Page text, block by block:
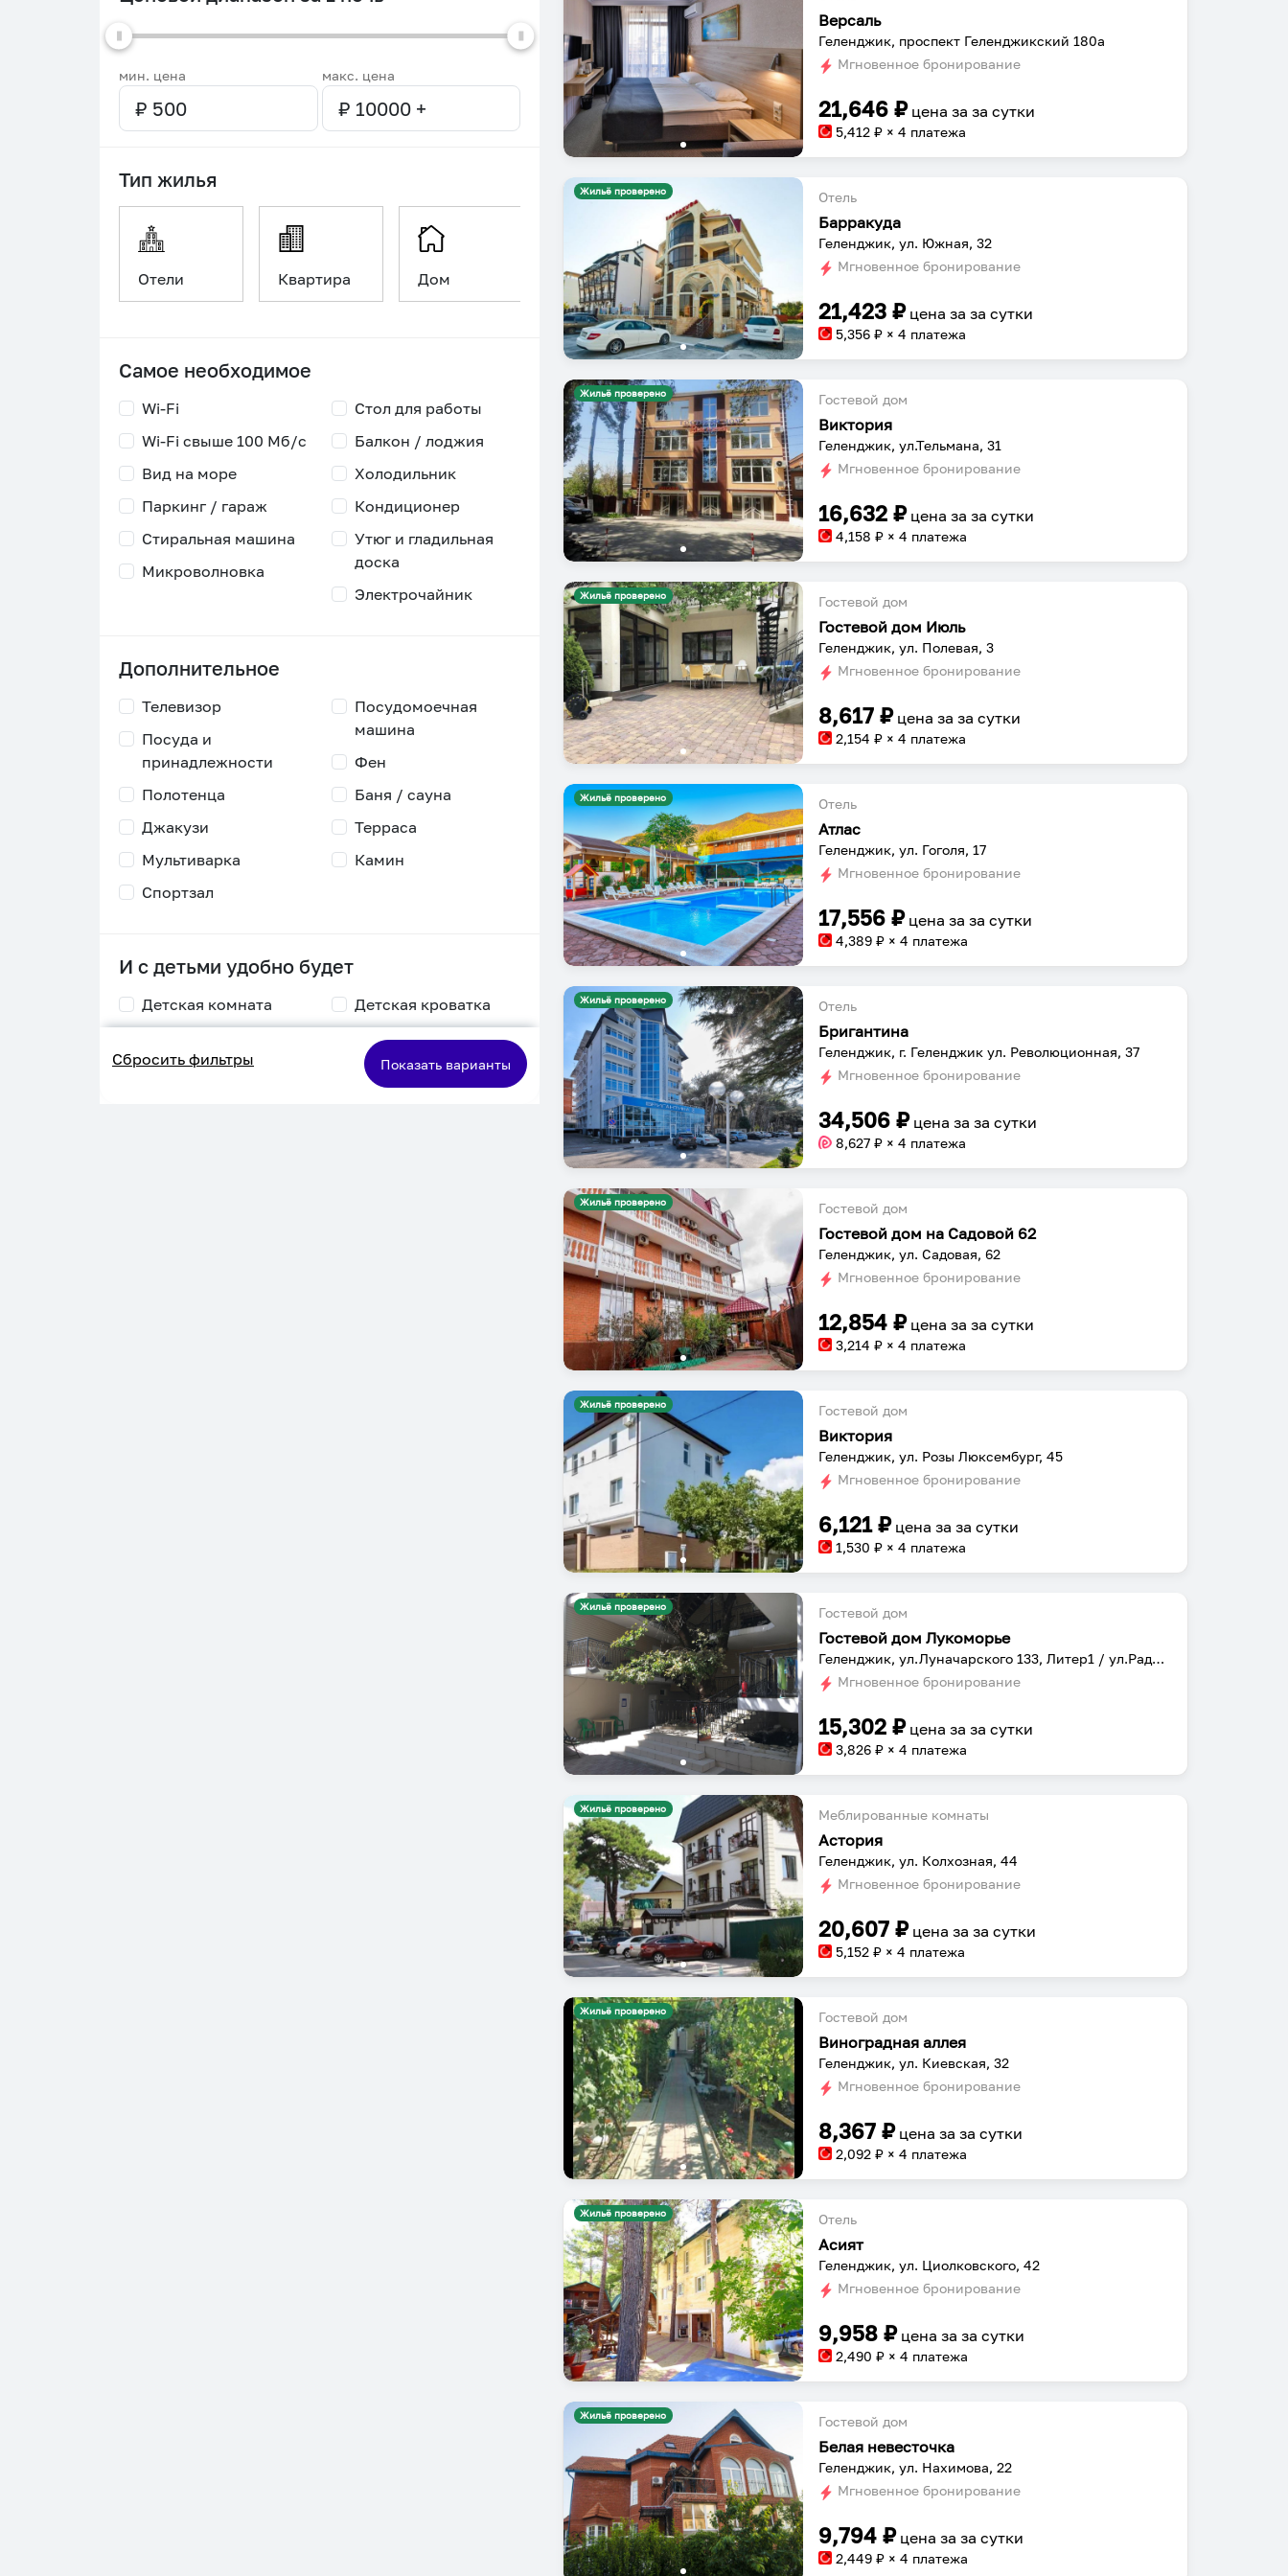
мин. цена макс. цена
Тип жилья
Отели Квартира Дом Уникальное
Самое необходимое
Wi-Fi
Wi-Fi свыше 100 Мб/с
Стол для работы
Балкон / лоджия
Вид на море
Паркинг / гараж
Холодильник
Кондиционер
Стиральная машина
Микроволновка
Утюг и гладильная
доска
Электрочайник
Дополнительное
Телевизор
Посуда и
принадлежности
Посудомоечная
машина
Фен
Полотенца
Джакузи
Баня / сауна
Терраса
Мультиварка
Спортзал
Камин
И с детьми удобно будет
Детская комната
кормления
Детская кроватка
Двухъярусная
кровать
Сбросить фильтры Показать варианты
Версаль
Геленджик, проспект Геленджикский 180а
Мгновенное бронирование
21,646 ₽ цена заза сутки
5,412 ₽ × 4 платежа
Жильё проверено Отель
Барракуда
Геленджик, ул. Южная, 32
Мгновенное бронирование
21,423 ₽ цена заза сутки
5,356 ₽ × 4 платежа
Жильё проверено Гостевой дом
Виктория
Геленджик, ул.Тельмана, 31
Мгновенное бронирование
16,632 ₽ цена заза сутки
4,158 ₽ × 4 платежа
Жильё проверено Гостевой дом
Гостевой дом Июль
Геленджик, ул. Полевая, 3
Мгновенное бронирование
8,617 ₽ цена заза сутки
2,154 ₽ × 4 платежа
Жильё проверено Отель
Атлас
Геленджик, ул. Гоголя, 17
Мгновенное бронирование
17,556 ₽ цена заза сутки
4,389 ₽ × 4 платежа
Жильё проверено Отель
Бригантина
Геленджик, г. Геленджик ул. Революционная, 37
Мгновенное бронирование
34,506 ₽ цена заза сутки
8,627 ₽ × 4 платежа
Жильё проверено Гостевой дом
Гостевой дом на Садовой 62
Геленджик, ул. Садовая, 62
Мгновенное бронирование
12,854 ₽ цена заза сутки
3,214 ₽ × 4 платежа
Жильё проверено Гостевой дом
Виктория
Геленджик, ул. Розы Люксембург, 45
Мгновенное бронирование
6,121₽ цена заза сутки
1,530 ₽ × 4 платежа
Жильё проверено Гостевой дом
Гостевой дом Лукоморье
Геленджик, ул.Луначарского 133, Литер1 / ул.Радужная 15
Мгновенное бронирование
15,302 ₽ цена заза сутки
3,826 ₽ × 4 платежа
Жильё проверено Меблированные комнаты
Астория
Геленджик, ул. Колхозная, 44
Мгновенное бронирование
20,607 ₽ цена заза сутки
5,152 ₽ × 4 платежа
Жильё проверено Гостевой дом
Виноградная аллея
Геленджик, ул. Киевская, 32
Мгновенное бронирование
8,367 ₽ цена заза сутки
2,092 ₽ × 4 платежа
Жильё проверено Отель
Асият
Геленджик, ул. Циолковского, 42
Мгновенное бронирование
9,958 ₽ цена заза сутки
2,490 ₽ × 4 платежа
Жильё проверено Гостевой дом
Белая невесточка
Геленджик, ул. Нахимова, 22
Мгновенное бронирование
9,794 ₽ цена заза сутки
2,449 ₽ × 4 платежа